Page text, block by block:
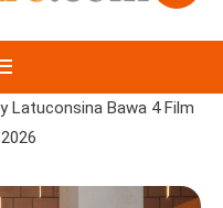
Latuconsina Bawa 4 Film